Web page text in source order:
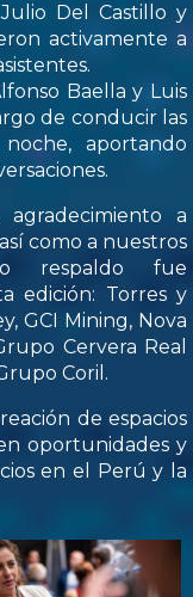
Del Castillo y
activamente a
Baella y Luis
de conducir las
aportando
agradecimiento a
como a nuestros
respaldo fue
edición: Torres y
GCI Mining, Nova
Cervera Real
Coril.
de espacios
oportunidades y
en el Perú y la